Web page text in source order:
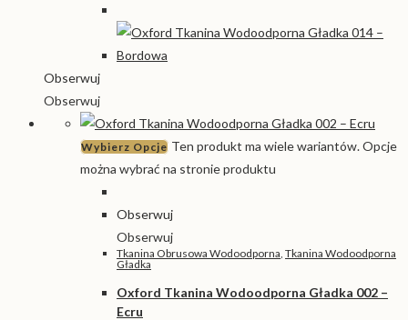
Obserwuj
Obserwuj
Wybierz Opcje Ten produkt ma wiele wariantów. Opcje
można wybrać na stronie produktu
Obserwuj
Obserwuj
Tkanina Obrusowa Wodoodporna, Tkanina Wodoodporna
Gładka
Oxford Tkanina Wodoodporna Gładka 002 –
Ecru